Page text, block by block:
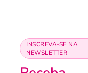
INSCREVA-SE NA
NEWSLETTER